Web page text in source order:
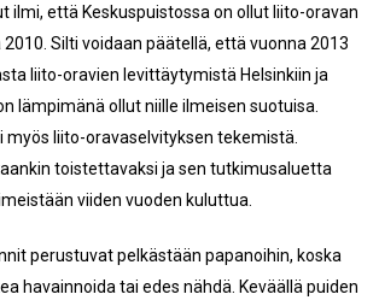
ilmi, että Keskuspuistossa on ollut liito-oravan
Silti voidaan päätellä, että vuonna 2013
liito-oravien levittäytymistä Helsinkiin ja
lämpimänä ollut niille ilmeisen suotuisa.
myös liito-oravaselvityksen tekemistä.
toistettavaksi ja sen tutkimusaluetta
viiden vuoden kuluttua.
perustuvat pelkästään papanoihin, koska
havainnoida tai edes nähdä. Keväällä puiden